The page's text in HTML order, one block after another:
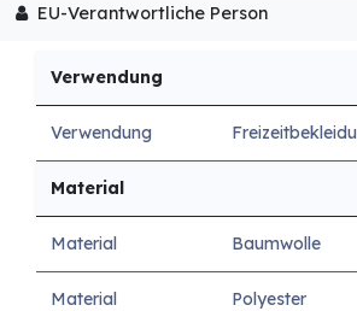
EU-Verantwortliche Person
Verwendung
Verwendung
Material
Material Baumwolle
Material Polyester